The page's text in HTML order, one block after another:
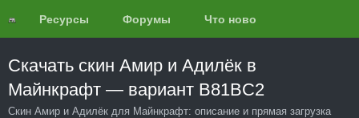
Ресурсы Форумы Что нового?
Скачать скин Амир и Адилёк в
Майнкрафт — вариант B81BC2
Скин Амир и Адилёк для Майнкрафт: описание и прямая загрузка